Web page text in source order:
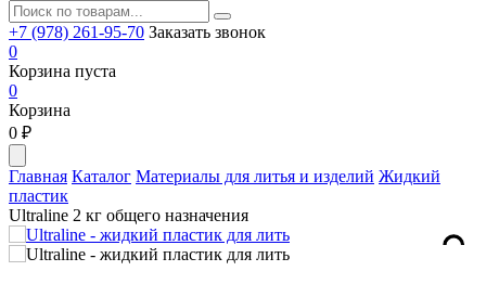
+7 (978) 261-95-70 Заказать звонок
0
Корзина пуста
0
Корзина
0 ₽
Главная Каталог Материалы для литья и изделий Жидкий
пластик
Ultraline 2 кг общего назначения